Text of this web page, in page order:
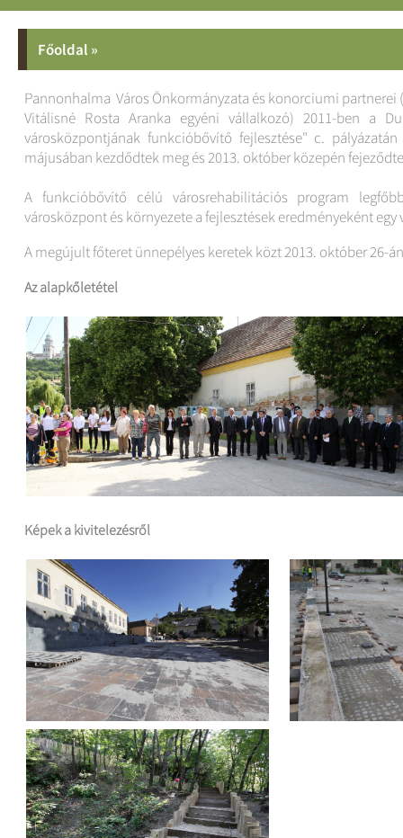
Főoldal »
Pannonhalma Város Önkormányzata és konorciumi partnerei
Vitálisné Rosta Aranka egyéni vállalkozó) 2011-ben a
városközpontjának funkcióbővítő fejlesztése" c.
májusában kezdődtek meg és 2013. október közepén
A funkcióbővítő célú városrehabilitációs program
városközpont és környezete a fejlesztések eredményeként
A megújult főteret ünnepélyes keretek közt 2013. október 26-
Az alapkőletétel
Képek a kivitelezésről